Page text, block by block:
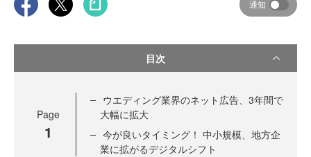
通知
目次
Page
1
ウエディング業界のネット広告、3年間で
大幅に拡大
今が良いタイミング！ 中小規模、地方企
業に拡がるデジタルシフト